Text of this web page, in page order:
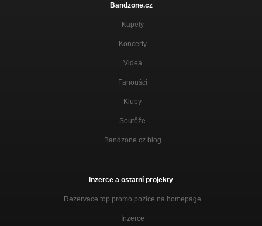
Bandzone.cz
Kapely
Koncerty
Videa
Fanoušci
Kluby
Soutěže
Bandzone.cz blog
Inzerce a ostatní projekty
Rezervace top promo pozice na homepage
Inzerce